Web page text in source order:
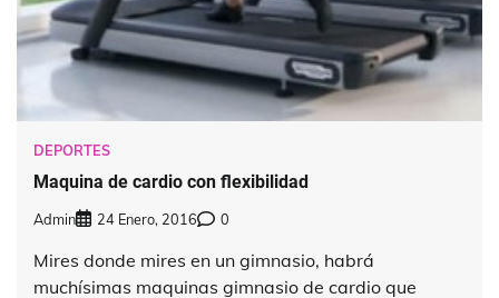
DEPORTES
Maquina de cardio con flexibilidad
Admin 24 Enero, 2016 0
Mires donde mires en un gimnasio, habrá
muchísimas maquinas gimnasio de cardio que